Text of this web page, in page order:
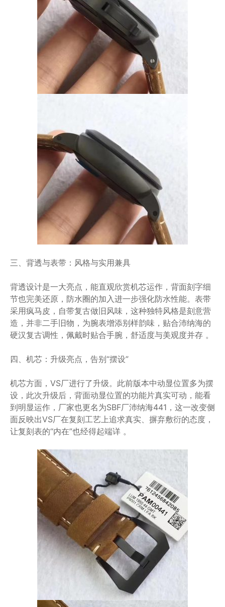
三、背透与表带：风格与实用兼具
背透设计是一大亮点，能直观欣赏机芯运作，背面刻字细
节也完美还原，防水圈的加入进一步强化防水性能。表带
采用疯马皮，自带复古做旧风味，这种独特风格是刻意营
造，并非二手旧物，为腕表增添别样韵味，贴合沛纳海的
硬汉复古调性，佩戴时贴合手腕，舒适度与美观度并存 。
四、机芯：升级亮点，告别“摆设”
机芯方面，VS厂进行了升级。此前版本中动显位置多为摆
设，此次升级后，背面动显位置的功能片真实可动，能看
到明显运作，厂家也更名为SBF厂沛纳海441，这一改变侧
面反映出VS厂在复刻工艺上追求真实、摒弃敷衍的态度，
让复刻表的“内在”也经得起端详 。